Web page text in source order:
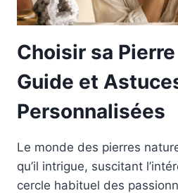
Choisir sa
Guide et
Personnalisées
Le monde des pierres
qu’il intrigue, suscitant
cercle habituel des